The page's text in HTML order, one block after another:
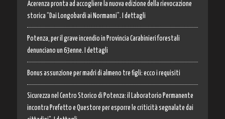
Acerenza pronta ad accogliere la nuova edizione della rievocazione
storica “Dai Longobardi ai Normanni”. I dettagli
Potenza, per il grave incendio in Provincia Carabinieri forestali
denunciano un 63enne. I dettagli
Bonus assunzione per madri di almeno tre figli: ecco i requisiti
Sicurezza nel Centro Storico di Potenza: il Laboratorio Permanente
incontra Prefetto e Questore per esporre le criticità segnalate dai